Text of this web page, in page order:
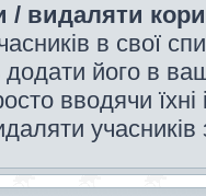
видаляти
в свої
його в
вводячи
учасників